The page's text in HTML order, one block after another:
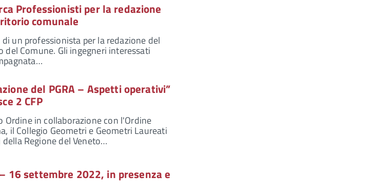
Professionisti per la redazione
comunale
un professionista per la redazione del
Comune. Gli ingegneri interessati
del PGRA – Aspetti operativi”
2 CFP
in collaborazione con l'Ordine
il Collegio Geometri e Geometri Laureati
Regione del Veneto…
16 settembre 2022, in presenza e